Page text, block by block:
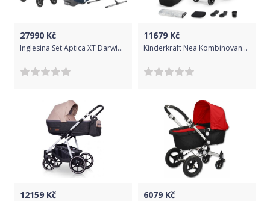
27990 Kč
Inglesina Set Aptica XT Darwin 4v1
11679 Kč
Kinderkraft Nea Kombinovaný 2v1 Midnight Black 2022
12159 Kč 6079 Kč